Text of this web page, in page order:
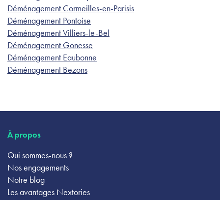
Déménagement Cormeilles-en-Parisis
Déménagement Pontoise
Déménagement Villiers-le-Bel
Déménagement Gonesse
Déménagement Eaubonne
Déménagement Bezons
À propos
Qui sommes-nous ?
Nos engagements
Notre blog
Les avantages Nextories